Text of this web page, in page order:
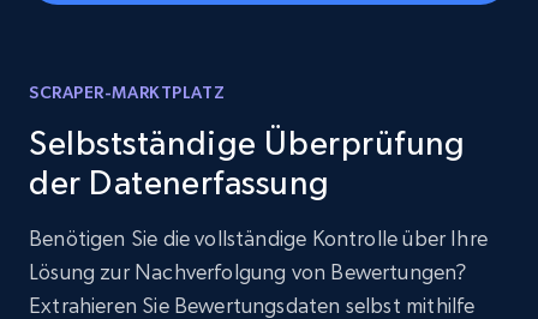
SCRAPER-MARKTPLATZ
Selbstständige Überprüfung
der Datenerfassung
Benötigen Sie die vollständige Kontrolle über Ihre
Lösung zur Nachverfolgung von Bewertungen?
Extrahieren Sie Bewertungsdaten selbst mithilfe